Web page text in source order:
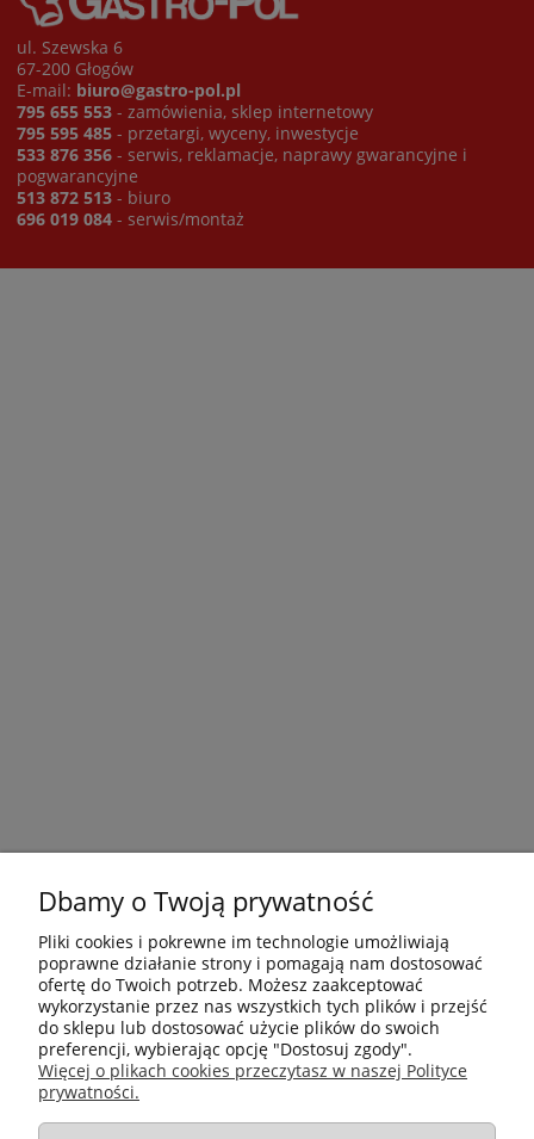
ul. Szewska 6
67-200 Głogów
E-mail: biuro@gastro-pol.pl
795 655 553 - zamówienia, sklep internetowy
795 595 485 - przetargi, wyceny, inwestycje
533 876 356 - serwis, reklamacje, naprawy gwarancyjne i
pogwarancyjne
513 872 513 - biuro
696 019 084 - serwis/montaż
Płatności i dostawa
Dbamy o Twoją prywatność
Pliki cookies i pokrewne im technologie umożliwiają
poprawne działanie strony i pomagają nam dostosować
ofertę do Twoich potrzeb. Możesz zaakceptować
wykorzystanie przez nas wszystkich tych plików i przejść
do sklepu lub dostosować użycie plików do swoich
preferencji, wybierając opcję "Dostosuj zgody".
Więcej o plikach cookies przeczytasz w naszej Polityce
prywatności.